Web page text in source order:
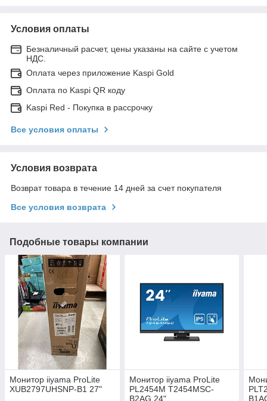
Условия оплаты
Безналичный расчет, цены указаны на сайте с учетом
НДС.
Оплата через приложение Kaspi Gold
Оплата по Kaspi QR коду
Kaspi Red - Покупка в рассрочку
Все условия оплаты
Условия возврата
Возврат товара в течение 14 дней за счет покупателя
Все условия возврата
Подобные товары компании
Монитор iiyama ProLite
XUB2797UHSNP-B1 27"
Монитор iiyama ProLite
PL2454M T2454MSC-
B2AG 24"